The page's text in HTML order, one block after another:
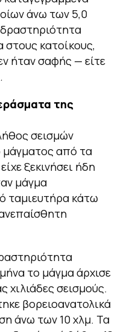
άνω των 5,0
στους κατοίκους,
ήταν σαφής — είτε
της
σεισμών
από τα
ξεκινήσει ήδη
μάγμα
ταμιευτήρα κάτω
το μάγμα άρχισε
χιλιάδες σεισμούς.
βορειοανατολικά
άνω των 10 χλμ. Τα